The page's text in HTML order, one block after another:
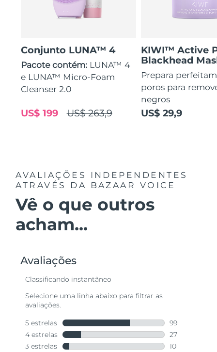
Conjunto LUNA™ 4
Pacote contém: LUNA™ 4
e LUNA™ Micro-Foam
Cleanser 2.0
US$ 263,9
US$ 199
KIWI™ Active
Blackhead
Prepara
poros para
negros
US$ 29,9
AVALIAÇÕES INDEPENDENTES
ATRAVÉS DA BAZAAR VOICE
Vê o que outros
acham...